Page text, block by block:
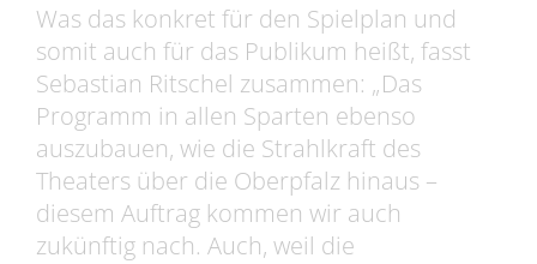
Was das konkret für den Spielplan und
somit auch für das Publikum heißt, fasst
Sebastian Ritschel zusammen: „Das
Programm in allen Sparten ebenso
auszubauen, wie die Strahlkraft des
Theaters über die Oberpfalz hinaus –
diesem Auftrag kommen wir auch
zukünftig nach. Auch, weil die